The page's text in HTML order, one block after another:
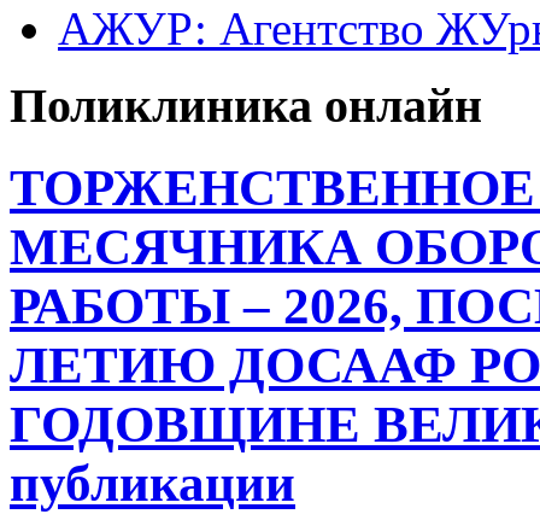
АЖУР: Агентство
Поликлиника онлайн
МЕСЯЧНИКА
РАБОТЫ – 2026,
ЛЕТИЮ ДОСААФ
ГОДОВЩИНЕ
публикации